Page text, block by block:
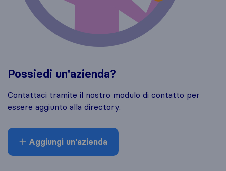
Possiedi un'azienda?
Contattaci tramite il nostro modulo di contatto per
essere aggiunto alla directory.
Aggiungi un'azienda